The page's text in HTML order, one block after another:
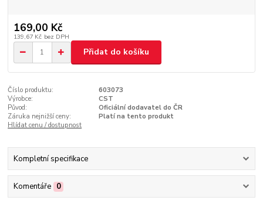
169,00 Kč
139,67 Kč bez DPH
Přidat do košíku
Číslo produktu:
603073
Výrobce:
CST
Původ:
Oficiální dodavatel do ČR
Záruka nejnižší ceny:
Platí na tento produkt
Hlídat cenu / dostupnost
Kompletní specifikace
Komentáře 0